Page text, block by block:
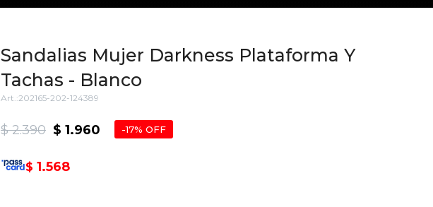
Sandalias Mujer Darkness Plataforma Y
Tachas - Blanco
202165-202-124389
$ 1.960
$ 2.390 17
$ 1.568